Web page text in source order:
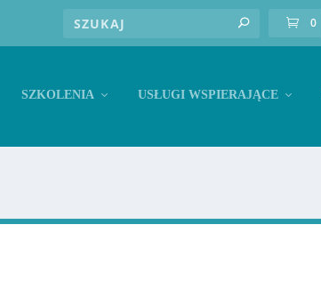
0
SZKOLENIA USŁUGI WSPIERAJĄCE